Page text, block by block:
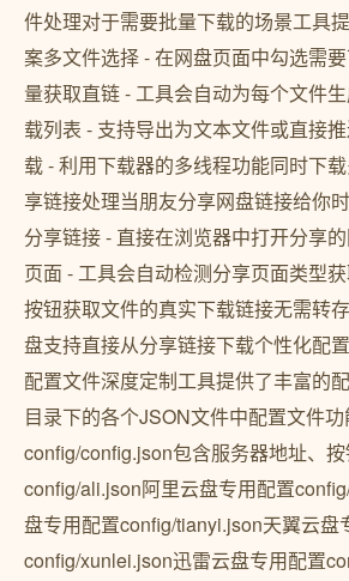
件处理对于需要批量下载的场景工具
案多文件选择 - 在网盘页面中勾选需
量获取直链 - 工具会自动为每个文件
载列表 - 支持导出为文本文件或直接
载 - 利用下载器的多线程功能同时下
享链接处理当朋友分享网盘链接给你
分享链接 - 直接在浏览器中打开分享
页面 - 工具会自动检测分享页面类型
按钮获取文件的真实下载链接无需转
盘支持直接从分享链接下载个性化配
配置文件深度定制工具提供了丰富的
目录下的各个JSON文件中配置文件
config/config.json包含服务器地址、
config/ali.json阿里云盘专用配置
盘专用配置config/tianyi.json天翼云盘
config/xunlei.json迅雷云盘专用配置